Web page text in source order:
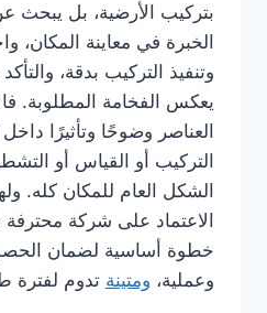
بتركيب الأرضية، بل
الخبرة في معاينة المكان،
وتنفيذ التركيب بدقة،
يعكس الفخامة المطلوبة.
العناصر وضوحًا وتأثيرًا
التركيب أو القياس أو
الشكل العام للمكان كله.
الاعتماد على شركة محترفة
خطوة أساسية لضمان
وعملية، ومتينة تدوم لفترة